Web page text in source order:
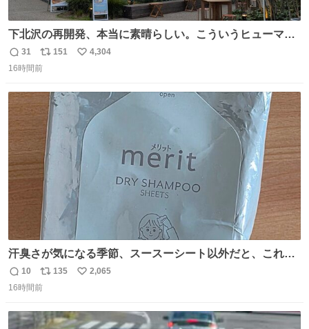
下北沢の再開発、本当に素晴らしい。こういうヒューマン
スケールの開発がいいんだよ。
返
信
31
リ
ポ
ト
数
151
い
数
4,304
16時間前
汗臭さが気になる季節、スースーシート以外だと、これが
とにかくスッキリする。2年くらい前に #生活は踊る で紹
介したやつ。おじさんにもおばさんにもオススメだ。ドラ
汗拭きシートみたいなもの。耳裏襟足首筋がんがん拭いて
返
信
10
リ
ポ
ト
135
い
数
2,065
16時間前